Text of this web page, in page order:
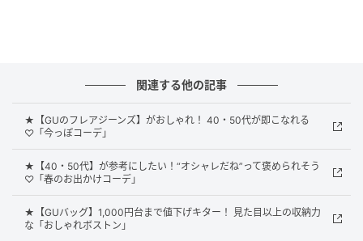
関連する他の記事
★【GUのフレアジーンズ】がおしゃれ！ 40・50代が即こなれる
♡「今っぽコーデ」
★【40・50代】が参考にしたい！“オシャレだね”って褒められそう
♡「春のお出かけコーデ」
★【GUバッグ】1,000円台まで値下げキター！ 見た目以上の収納力
な「おしゃれボストン」